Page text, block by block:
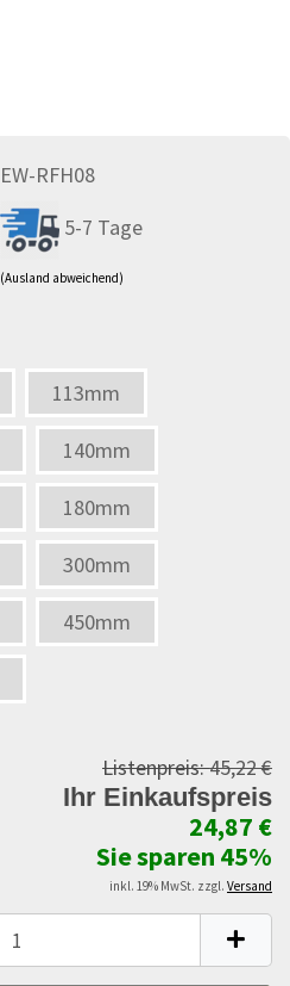
EW-RFH08
5-7 Tage
(Ausland abweichend)
113mm
140mm
180mm
300mm
450mm
Listenpreis:45,22 €
Ihr Einkaufspreis
24,87 €
Sie sparen 45%
inkl. 19% MwSt. zzgl. Versand